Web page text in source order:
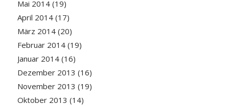
Mai 2014(19)
April 2014(17)
März 2014(20)
Februar 2014(19)
Januar 2014(16)
Dezember 2013 (16)
November 2013 (19)
Oktober 2013 (14)